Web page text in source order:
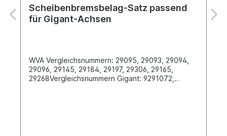
Scheibenbremsbelag-Satz passend
für Gigant-Achsen
WVA Vergleichsnummern: 29095, 29093, 29094,
29096, 29145, 29184, 29197, 29306, 29165,
29268Vergleichsnummern Gigant: 9291072,